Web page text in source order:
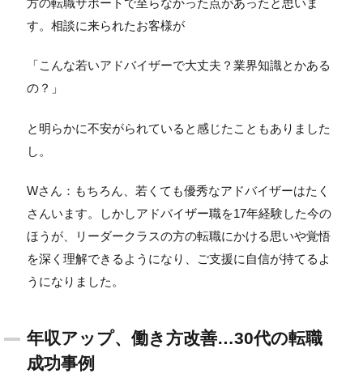
す。相談に来られたお客様が
「こんな若いアドバイザーで大丈夫？業界知識とかある
の？」
と明らかに不安がられていると感じたこともありました
し。
Wさん：もちろん、若くても優秀なアドバイザーはたく
さんいます。しかしアドバイザー職を17年経験した今の
ほうが、リーダークラスの方の転職にかける思いや覚悟
を深く理解できるようになり、ご支援に自信が持てるよ
うになりました。
年収アップ、働き方改善…30代の転職
成功事例